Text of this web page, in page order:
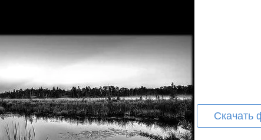
Скачать